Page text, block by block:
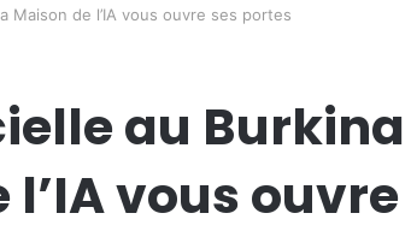
Maison de l’IA vous ouvre ses portes
au Burkina
l’IA vous ouvre